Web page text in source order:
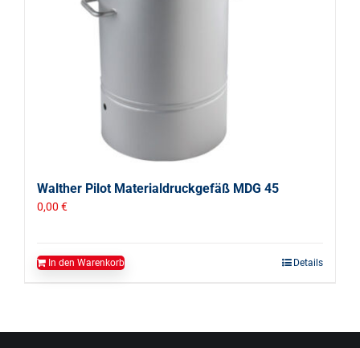
Walther Pilot Materialdruckgefäß MDG 45
0,00 €
In den Warenkorb Details